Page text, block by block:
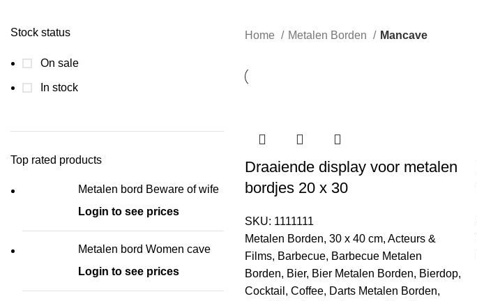
Stock status
On sale
In stock
Top rated products
Metalen bord Beware of wife
Login to see prices
Metalen bord Women cave
Login to see prices
Home Metalen Borden Mancave
Draaiende display voor metalen
bordjes 20 x 30
SKU: 1111111
Metalen Borden, 30 x 40 cm, Acteurs &
Films, Barbecue, Barbecue Metalen
Borden, Bier, Bier Metalen Borden, Bierdop,
Cocktail , Coffee, Darts Metalen Borden,